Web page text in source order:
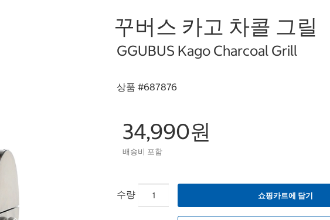
꾸버스 카고 차콜 그릴
GGUBUS Kago Charcoal Grill
상품 #687876
34,990원
배송비 포함
수량 쇼핑카트에 담기